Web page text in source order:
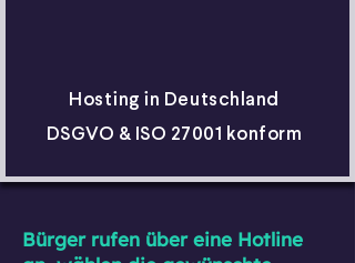
Hosting in Deutschland
DSGVO & ISO 27001 konform
Bürger rufen über eine Hotline